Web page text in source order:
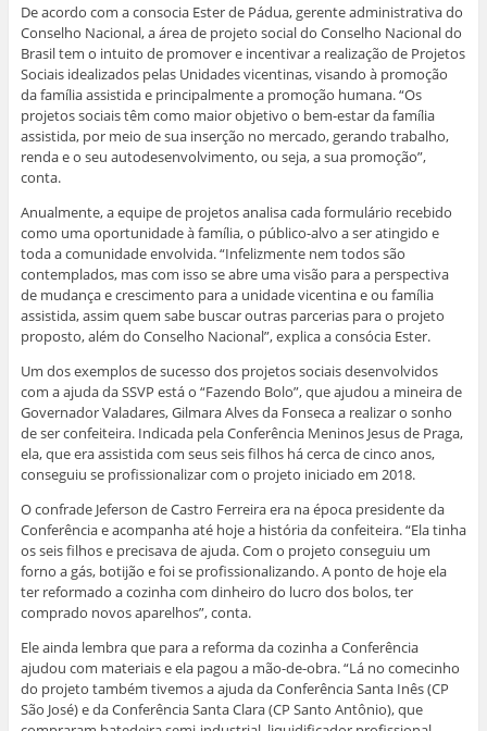
De acordo com a consocia Ester de Pádua, gerente administrativa do
Conselho Nacional, a área de projeto social do Conselho Nacional do
Brasil tem o intuito de promover e incentivar a realização de Projetos
Sociais idealizados pelas Unidades vicentinas, visando à promoção
da família assistida e principalmente a promoção humana. “Os
projetos sociais têm como maior objetivo o bem-estar da família
assistida, por meio de sua inserção no mercado, gerando trabalho,
renda e o seu autodesenvolvimento, ou seja, a sua promoção”,
conta.
Anualmente, a equipe de projetos analisa cada formulário recebido
como uma oportunidade à família, o público-alvo a ser atingido e
toda a comunidade envolvida. “Infelizmente nem todos são
contemplados, mas com isso se abre uma visão para a perspectiva
de mudança e crescimento para a unidade vicentina e ou família
assistida, assim quem sabe buscar outras parcerias para o projeto
proposto, além do Conselho Nacional”, explica a consócia Ester.
Um dos exemplos de sucesso dos projetos sociais desenvolvidos
com a ajuda da SSVP está o “Fazendo Bolo”, que ajudou a mineira de
Governador Valadares, Gilmara Alves da Fonseca a realizar o sonho
de ser confeiteira. Indicada pela Conferência Meninos Jesus de Praga,
ela, que era assistida com seus seis filhos há cerca de cinco anos,
conseguiu se profissionalizar com o projeto iniciado em 2018.
O confrade Jeferson de Castro Ferreira era na época presidente da
Conferência e acompanha até hoje a história da confeiteira. “Ela tinha
os seis filhos e precisava de ajuda. Com o projeto conseguiu um
forno a gás, botijão e foi se profissionalizando. A ponto de hoje ela
ter reformado a cozinha com dinheiro do lucro dos bolos, ter
comprado novos aparelhos”, conta.
Ele ainda lembra que para a reforma da cozinha a Conferência
ajudou com materiais e ela pagou a mão-de-obra. “Lá no comecinho
do projeto também tivemos a ajuda da Conferência Santa Inês (CP
São José) e da Conferência Santa Clara (CP Santo Antônio), que